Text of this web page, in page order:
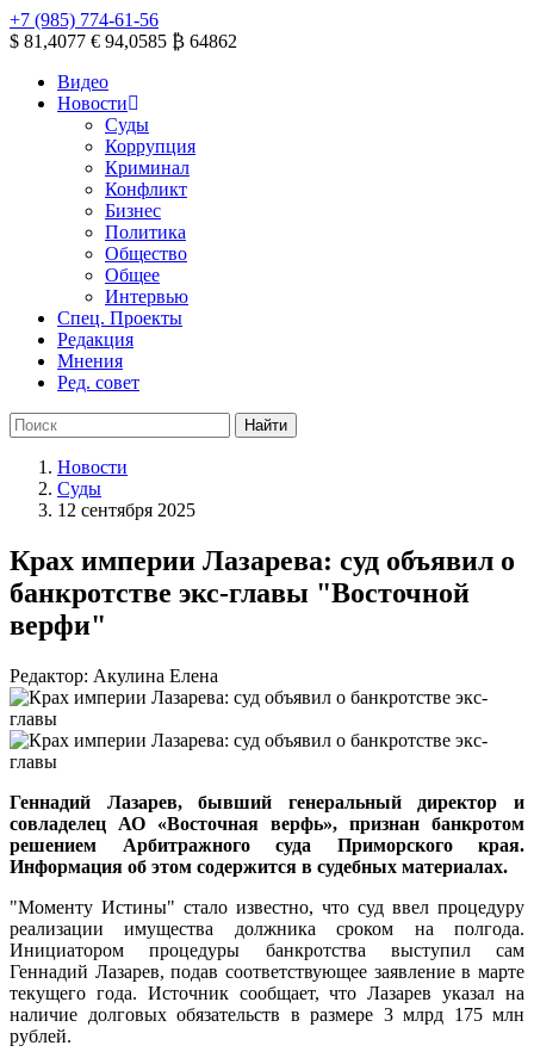
+7 (985) 774-61-56
$ 81,4077 € 94,0585 ₿ 64862
Видео
Новости
Суды
Коррупция
Криминал
Конфликт
Бизнес
Политика
Общество
Общее
Интервью
Спец. Проекты
Редакция
Мнения
Ред. совет
Новости
Суды
12 сентября 2025
Крах империи Лазарева: суд объявил о
банкротстве экс-главы "Восточной
верфи"
Редактор: Акулина Елена
Геннадий Лазарев, бывший генеральный директор и
совладелец АО «Восточная верфь», признан банкротом
решением Арбитражного суда Приморского края.
Информация об этом содержится в судебных материалах.
"Моменту Истины" стало известно, что суд ввел процедуру
реализации имущества должника сроком на полгода.
Инициатором процедуры банкротства выступил сам
Геннадий Лазарев, подав соответствующее заявление в марте
текущего года. Источник сообщает, что Лазарев указал на
наличие долговых обязательств в размере 3 млрд 175 млн
рублей.